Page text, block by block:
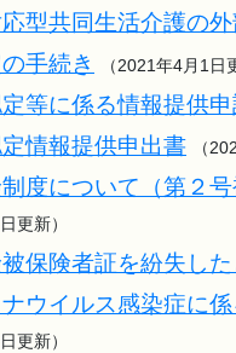
型共同生活介護の
手続き （2021年4月1日
等に係る情報提供
情報提供申出書 （
度について（第２
更新）
保険者証を紛失し
ウイルス感染症に
更新）